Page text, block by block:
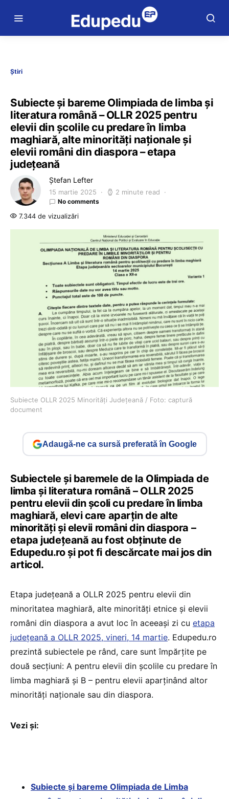
Știri
Subiecte și bareme Olimpiada de limba și
literatura română – OLLR 2025 pentru
elevii din școlile cu predare în limba
maghiară, alte minorități naționale și
elevii români din diaspora – etapa
județeană
Ștefan Lefter
15 martie 2025 2 minute read
No comments
7.344 de vizualizări
Subiecte OLLR 2025 Minorități Județeană / Foto: captură
document
Adaugă-ne ca sursă preferată în Google
Subiectele și baremele de la Olimpiada de
limba și literatura română – OLLR 2025
pentru elevii din școli cu predare în limba
maghiară, elevi care aparțin de alte
minorități și elevii români din diaspora –
etapa județeană au fost obținute de
Edupedu.ro și pot fi descărcate mai jos din
articol.
Etapa județeană a OLLR 2025 pentru elevii din
minoritatea maghiară, alte minorități etnice și elevii
români din diaspora a avut loc în aceeași zi cu etapa
județeană a OLLR 2025, vineri, 14 martie. Edupedu.ro
prezintă subiectele pe rând, care sunt împărțite pe
două secțiuni: A pentru elevii din școlile cu predare în
limba maghiară și B – pentru elevii aparținând altor
minorități naționale sau din diaspora.
Vezi și:
Subiecte și bareme Olimpiada de Limba